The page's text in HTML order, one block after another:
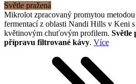
Světle pražená
Mikrolot zpracovaný promytou
fermentací z oblasti Nandi Hills v Keni
květinovým chuťovým profilem. Světle
přípravu filtrované kávy. Více